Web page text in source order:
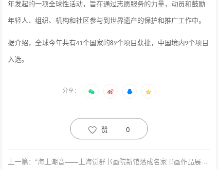
年发起的一项全球性活动，旨在通过志愿服务的力量，动员和鼓励
年轻人、组织、机构和社区参与到世界遗产的保护和推广工作中。
据介绍，全球今年共有41个国家的89个项目获批，中国境内9个项目
入选。
分享：
赞 0
上一篇：“海上潮音——上海觉群书画院新馆落成名家书画作品展”启幕